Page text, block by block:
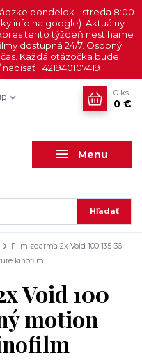
pondelok - streda 8:00
info na google). Aktuálny
tento týždeň nestíhame
dostupná 24/7. Osobný
Každá otázočka bude
+421940107419
Menu
Hľadať
0 ks
0 €
Film zdarma 2x Void 100 135-36
kinofilm
Void 100
motion